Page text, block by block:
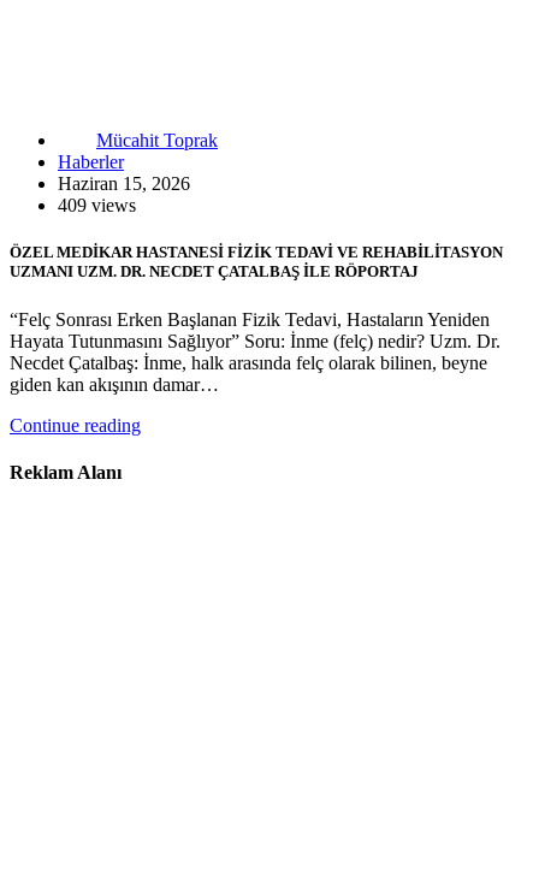
Mücahit Toprak
Haberler
Haziran 15, 2026
409 views
ÖZEL MEDİKAR HASTANESİ FİZİK TEDAVİ VE REHABİLİTASYON
UZMANI UZM. DR. NECDET ÇATALBAŞ İLE RÖPORTAJ
“Felç Sonrası Erken Başlanan Fizik Tedavi, Hastaların Yeniden
Hayata Tutunmasını Sağlıyor” Soru: İnme (felç) nedir? Uzm. Dr.
Necdet Çatalbaş: İnme, halk arasında felç olarak bilinen, beyne
giden kan akışının damar…
Continue reading
Reklam Alanı